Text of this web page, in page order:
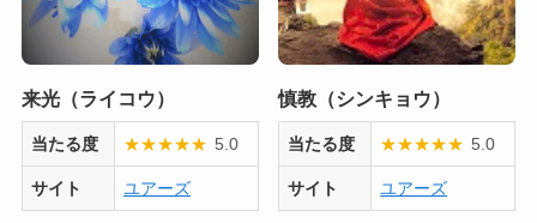
来光（ライコウ）
当たる度 ★★★★★ 5.0
サイト ユアーズ
慎教（シンキョウ）
当たる度 ★★★★★ 5.0
サイト ユアーズ